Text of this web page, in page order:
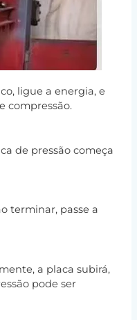
ligue a energia, e
compressão.
de pressão começa
terminar, passe a
a placa subirá,
pode ser